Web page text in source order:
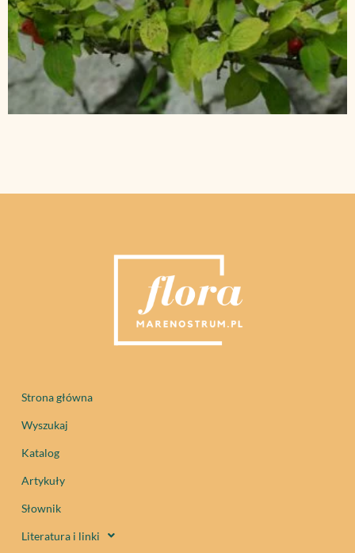
Strona główna
Wyszukaj
Katalog
Artykuły
Słownik
Literatura i linki